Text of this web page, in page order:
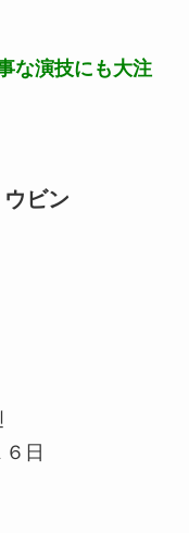
な演技にも大注
ビン
日